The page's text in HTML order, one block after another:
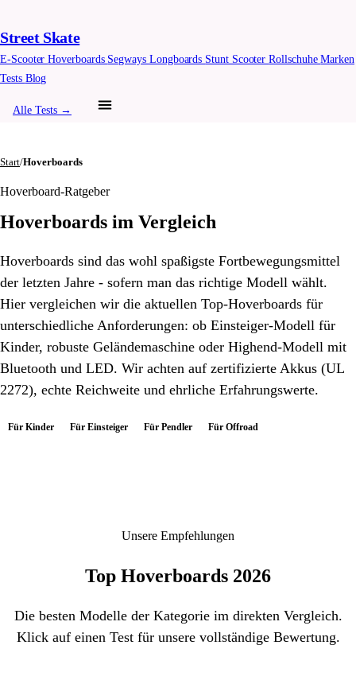
Street Skate
E-ScooterHoverboards Segways Longboards Stunt ScooterRollschuheMarken
Tests Blog
Alle Tests →
Start/Hoverboards
Hoverboard-Ratgeber
Hoverboards im Vergleich
Hoverboards sind das wohl spaßigste Fortbewegungsmittel
der letzten Jahre - sofern man das richtige Modell wählt.
Hier vergleichen wir die aktuellen Top-Hoverboards für
unterschiedliche Anforderungen: ob Einsteiger-Modell für
Kinder, robuste Geländemaschine oder Highend-Modell mit
Bluetooth und LED. Wir achten auf zertifizierte Akkus (UL
2272), echte Reichweite und ehrliche Erfahrungswerte.
Für Kinder Für Einsteiger Für Pendler Für Offroad
Unsere Empfehlungen
Top Hoverboards 2026
Die besten Modelle der Kategorie im direkten Vergleich.
Klick auf einen Test für unsere vollständige Bewertung.